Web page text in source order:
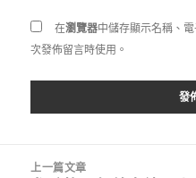
在瀏覽器中儲存顯示名稱、
次發佈留言時使用。
上一篇文章